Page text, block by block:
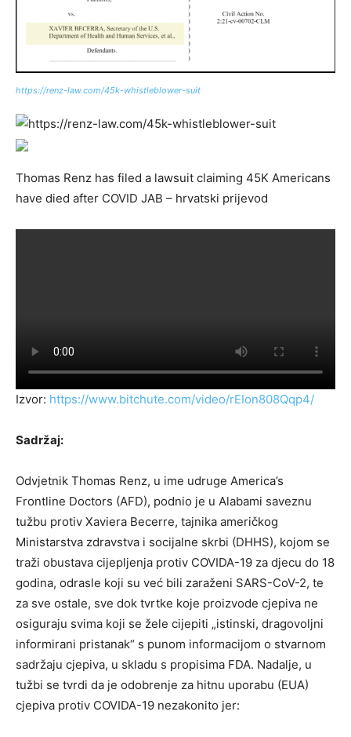
https://renz-law.com/45k-whistleblower-suit
Thomas Renz has filed a lawsuit claiming 45K Americans
have died after COVID JAB – hrvatski prijevod
Izvor: https://www.bitchute.com/video/rEIon808Qqp4/
Sadržaj:
Odvjetnik Thomas Renz, u ime udruge America’s
Frontline Doctors (AFD), podnio je u Alabami saveznu
tužbu protiv Xaviera Becerre, tajnika američkog
Ministarstva zdravstva i socijalne skrbi (DHHS), kojom se
traži obustava cijepljenja protiv COVIDA-19 za djecu do 18
godina, odrasle koji su već bili zaraženi SARS-CoV-2, te
za sve ostale, sve dok tvrtke koje proizvode cjepiva ne
osiguraju svima koji se žele cijepiti „istinski, dragovoljni
informirani pristanak“ s punom informacijom o stvarnom
sadržaju cjepiva, u skladu s propisima FDA. Nadalje, u
tužbi se tvrdi da je odobrenje za hitnu uporabu (EUA)
cjepiva protiv COVIDA-19 nezakonito jer: